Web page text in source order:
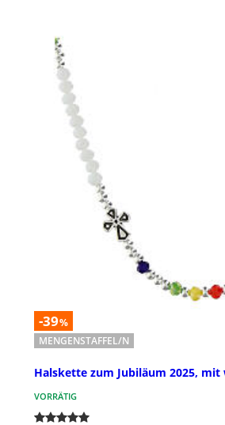
-39%
MENGENSTAFFEL/N
Halskette zum Jubiläum 2025,
VORRÄTIG